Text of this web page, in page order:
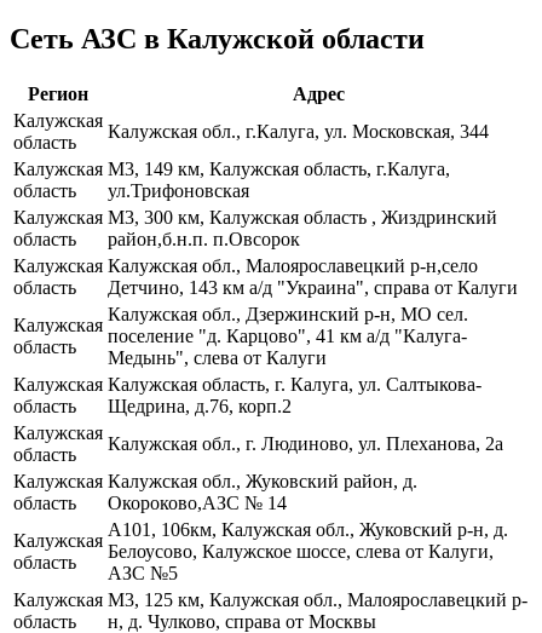
Сеть АЗС в Калужской области
Регион
Адрес
Калужская
область
Калужская обл., г.Калуга, ул. Московская, 344
Калужская
область
М3, 149 км, Калужская область, г.Калуга,
ул.Трифоновская
Калужская
область
М3, 300 км, Калужская область , Жиздринский
район,б.н.п. п.Овсорок
Калужская
область
Калужская обл., Малоярославецкий р-н,село
Детчино, 143 км а/д "Украина", справа от Калуги
Калужская
область
Калужская обл., Дзержинский р-н, МО сел.
поселение "д. Карцово", 41 км а/д "Калуга-
Медынь", слева от Калуги
Калужская
область
Калужская область, г. Калуга, ул. Салтыкова-
Щедрина, д.76, корп.2
Калужская
область
Калужская обл., г. Людиново, ул. Плеханова, 2а
Калужская
область
Калужская обл., Жуковский район, д.
Окороково,АЗС № 14
Калужская
область
А101, 106км, Калужская обл., Жуковский р-н, д.
Белоусово, Калужское шоссе, слева от Калуги,
АЗС №5
Калужская
область
М3, 125 км, Калужская обл., Малоярославецкий р-
н, д. Чулково, справа от Москвы